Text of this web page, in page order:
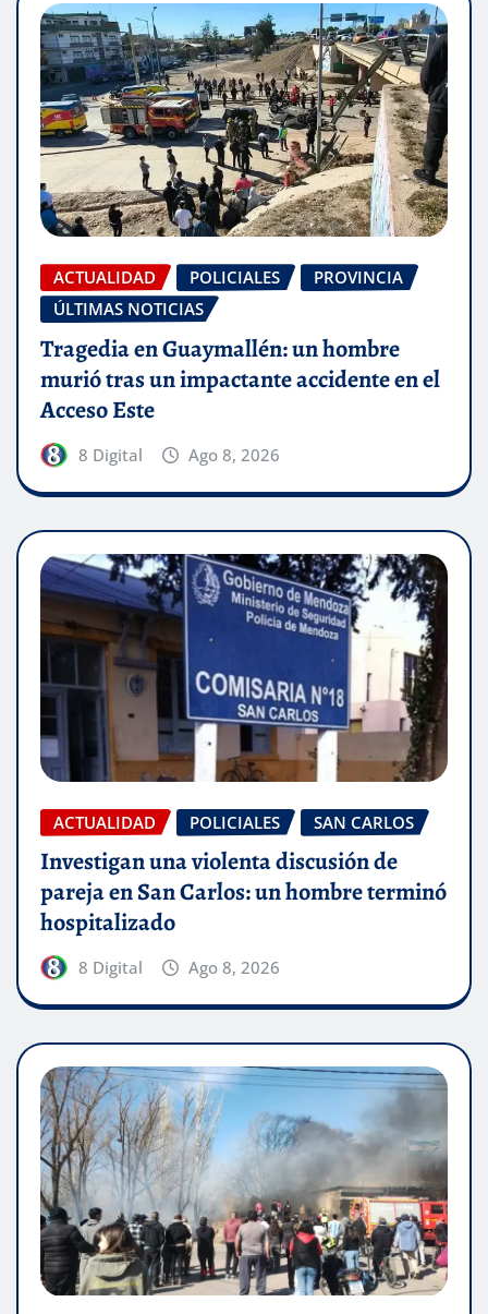
ACTUALIDAD POLICIALES
PROVINCIA
ÚLTIMAS NOTICIAS
Tragedia en Guaymallén: un hombre
murió tras un impactante accidente en el
Acceso Este
8 Digital Ago 8, 2026
ACTUALIDAD POLICIALES SAN CARLOS
Investigan una violenta discusión de
pareja en San Carlos: un hombre terminó
hospitalizado
8 Digital Ago 8, 2026